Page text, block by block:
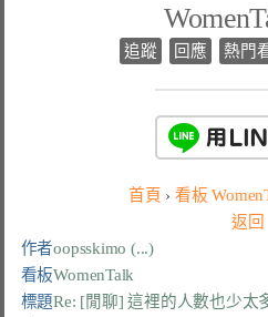
追蹤 回應 熱門
首頁 › 看板
返回
作者oopsskimo (...)
看板WomenTalk
標題Re: [閒聊] 這裡的人數也少太